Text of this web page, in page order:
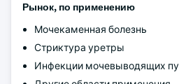
Рынок, по применению
Мочекаменная болезнь
Стриктура уретры
Инфекции мочевыводящих